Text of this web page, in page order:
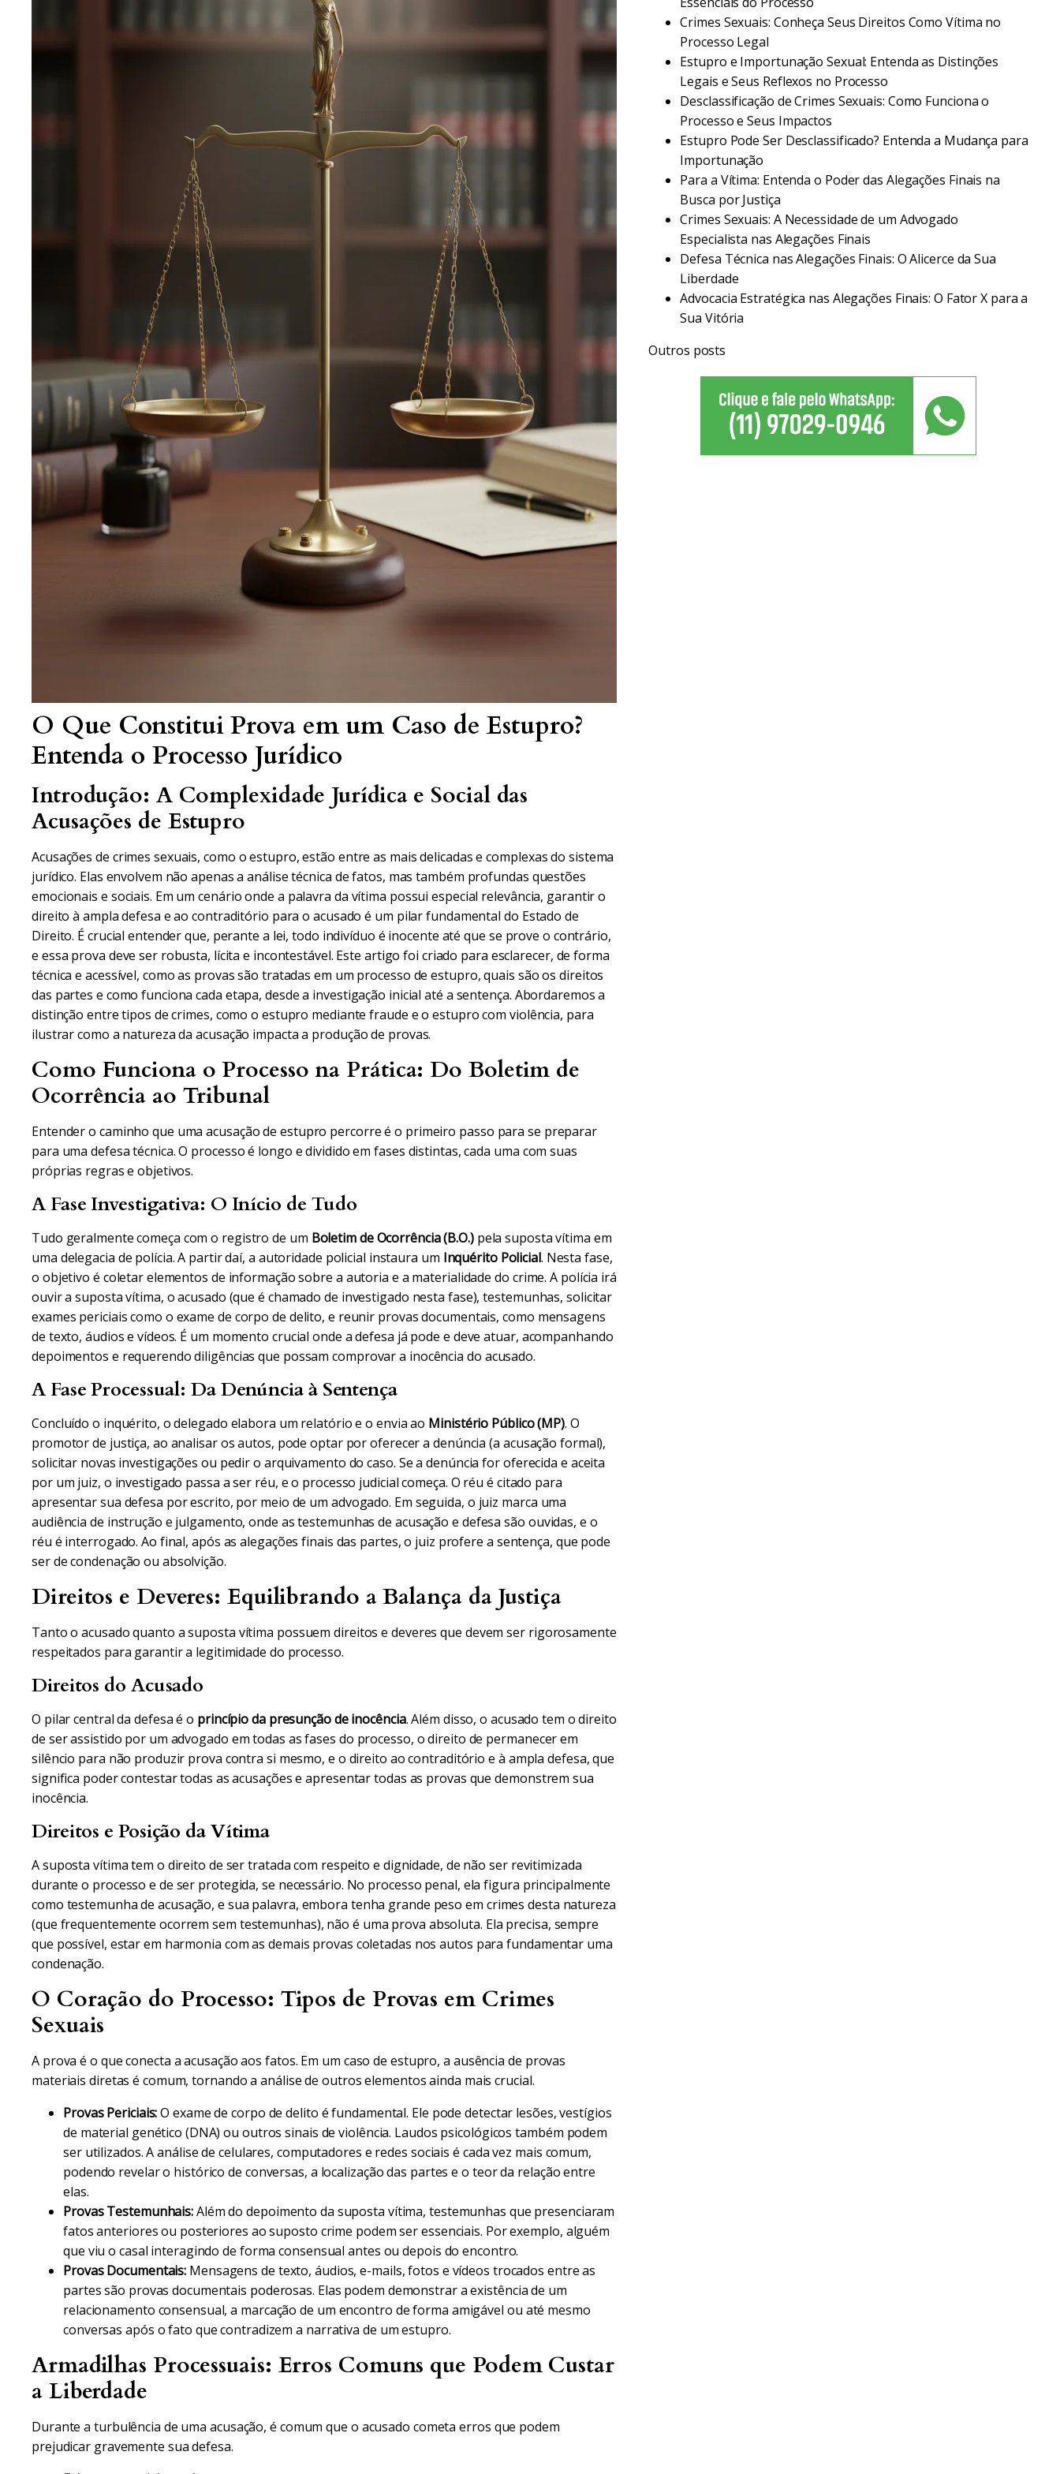
O Que Constitui Prova em um Caso de Estupro?
Entenda o Processo Jurídico
Introdução: A Complexidade Jurídica e Social das
Acusações de Estupro
Acusações de crimes sexuais, como o estupro, estão entre as mais delicadas e complexas do sistema
jurídico. Elas envolvem não apenas a análise técnica de fatos, mas também profundas questões
emocionais e sociais. Em um cenário onde a palavra da vítima possui especial relevância, garantir o
direito à ampla defesa e ao contraditório para o acusado é um pilar fundamental do Estado de
Direito. É crucial entender que, perante a lei, todo indivíduo é inocente até que se prove o contrário,
e essa prova deve ser robusta, lícita e incontestável. Este artigo foi criado para esclarecer, de forma
técnica e acessível, como as provas são tratadas em um processo de estupro, quais são os direitos
das partes e como funciona cada etapa, desde a investigação inicial até a sentença. Abordaremos a
distinção entre tipos de crimes, como o estupro mediante fraude e o estupro com violência, para
ilustrar como a natureza da acusação impacta a produção de provas.
Como Funciona o Processo na Prática: Do Boletim de
Ocorrência ao Tribunal
Entender o caminho que uma acusação de estupro percorre é o primeiro passo para se preparar
para uma defesa técnica. O processo é longo e dividido em fases distintas, cada uma com suas
próprias regras e objetivos.
A Fase Investigativa: O Início de Tudo
Tudo geralmente começa com o registro de um Boletim de Ocorrência (B.O.)pela suposta vítima em
uma delegacia de polícia. A partir daí, a autoridade policial instaura um Inquérito Policial. Nesta fase,
o objetivo é coletar elementos de informação sobre a autoria e a materialidade do crime. A polícia irá
ouvir a suposta vítima, o acusado (que é chamado de investigado nesta fase), testemunhas, solicitar
exames periciais como o exame de corpo de delito, e reunir provas documentais, como mensagens
de texto, áudios e vídeos. É um momento crucial onde a defesa já pode e deve atuar, acompanhando
depoimentos e requerendo diligências que possam comprovar a inocência do acusado.
A Fase Processual: Da Denúncia à Sentença
Concluído o inquérito, o delegado elabora um relatório e o envia ao Ministério Público (MP). O
promotor de justiça, ao analisar os autos, pode optar por oferecer a denúncia (a acusação formal),
solicitar novas investigações ou pedir o arquivamento do caso. Se a denúncia for oferecida e aceita
por um juiz, o investigado passa a ser réu, e o processo judicial começa. O réu é citado para
apresentar sua defesa por escrito, por meio de um advogado. Em seguida, o juiz marca uma
audiência de instrução e julgamento, onde as testemunhas de acusação e defesa são ouvidas, e o
réu é interrogado. Ao final, após as alegações finais das partes, o juiz profere a sentença, que pode
ser de condenação ou absolvição.
Direitos e Deveres: Equilibrando a Balança da Justiça
Tanto o acusado quanto a suposta vítima possuem direitos e deveres que devem ser rigorosamente
respeitados para garantir a legitimidade do processo.
Direitos do Acusado
O pilar central da defesa é o princípio da presunção de inocência. Além disso, o acusado tem o direito
de ser assistido por um advogado em todas as fases do processo, o direito de permanecer em
silêncio para não produzir prova contra si mesmo, e o direito ao contraditório e à ampla defesa, que
significa poder contestar todas as acusações e apresentar todas as provas que demonstrem sua
inocência.
Direitos e Posição da Vítima
A suposta vítima tem o direito de ser tratada com respeito e dignidade, de não ser revitimizada
durante o processo e de ser protegida, se necessário. No processo penal, ela figura principalmente
como testemunha de acusação, e sua palavra, embora tenha grande peso em crimes desta natureza
(que frequentemente ocorrem sem testemunhas), não é uma prova absoluta. Ela precisa, sempre
que possível, estar em harmonia com as demais provas coletadas nos autos para fundamentar uma
condenação.
O Coração do Processo: Tipos de Provas em Crimes
Sexuais
A prova é o que conecta a acusação aos fatos. Em um caso de estupro, a ausência de provas
materiais diretas é comum, tornando a análise de outros elementos ainda mais crucial.
Provas Periciais:O exame de corpo de delito é fundamental. Ele pode detectar lesões, vestígios
de material genético (DNA) ou outros sinais de violência. Laudos psicológicos também podem
ser utilizados. A análise de celulares, computadores e redes sociais é cada vez mais comum,
podendo revelar o histórico de conversas, a localização das partes e o teor da relação entre
elas.
Provas Testemunhais:Além do depoimento da suposta vítima, testemunhas que presenciaram
fatos anteriores ou posteriores ao suposto crime podem ser essenciais. Por exemplo, alguém
que viu o casal interagindo de forma consensual antes ou depois do encontro.
Provas Documentais: Mensagens de texto, áudios, e-mails, fotos e vídeos trocados entre as
partes são provas documentais poderosas. Elas podem demonstrar a existência de um
relacionamento consensual, a marcação de um encontro de forma amigável ou até mesmo
conversas após o fato que contradizem a narrativa de um estupro.
Armadilhas Processuais: Erros Comuns que Podem Custar
a Liberdade
Durante a turbulência de uma acusação, é comum que o acusado cometa erros que podem
prejudicar gravemente sua defesa.
Crimes Sexuais: Conheça Seus Direitos Como Vítima no
Processo Legal
Estupro e Importunação Sexual: Entenda as Distinções
Legais e Seus Reflexos no Processo
Desclassificação de Crimes Sexuais: Como Funciona o
Processo e Seus Impactos
Estupro Pode Ser Desclassificado? Entenda a Mudança para
Importunação
Para a Vítima: Entenda o Poder das Alegações Finais na
Busca por Justiça
Crimes Sexuais: A Necessidade de um Advogado
Especialista nas Alegações Finais
Defesa Técnica nas Alegações Finais: O Alicerce da Sua
Liberdade
Advocacia Estratégica nas Alegações Finais: O Fator X para a
Sua Vitória
Outros posts